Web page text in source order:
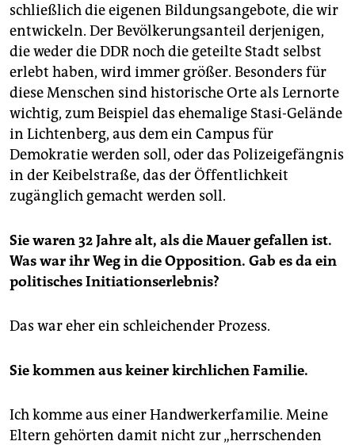
schließlich die eigenen Bildungsangebote, die wir
entwickeln. Der Bevölkerungsanteil derjenigen,
die weder die DDR noch die geteilte Stadt selbst
erlebt haben, wird immer größer. Besonders für
diese Menschen sind historische Orte als Lernorte
wichtig, zum Beispiel das ehemalige Stasi-Gelände
in Lichtenberg, aus dem ein Campus für
Demokratie werden soll, oder das Polizeigefängnis
in der Keibelstraße, das der Öffentlichkeit
zugänglich gemacht werden soll.
Sie waren 32 Jahre alt, als die Mauer gefallen ist.
Was war ihr Weg in die Opposition. Gab es da ein
politisches Initiationserlebnis?
Das war eher ein schleichender Prozess.
Sie kommen aus keiner kirchlichen Familie.
Ich komme aus einer Handwerkerfamilie. Meine
Eltern gehörten damit nicht zur „herrschenden